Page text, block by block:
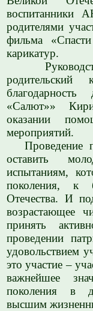
воспитанники
родителями
фильма
карикатур.
родительский
«Салют»»
оказании
мероприятий.
Проведение
оставить
испытаниям,
поколения, к
Отечества. И
возрастающее
принять
проведении
удовольствием
это участие –
важнейшее
поколения в
высшим